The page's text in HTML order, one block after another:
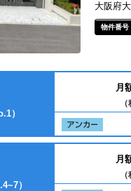
大阪府
）
月
）
月